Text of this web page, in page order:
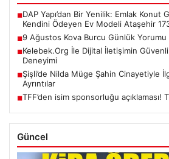
■DAP Yapı’dan Bir Yenilik: Emlak Konut
Kendini Ödeyen Ev Modeli Ataşehir
■9 Ağustos Kova Burcu Günlük Yorumu
■Kelebek.Org İle Dijital İletişimin
Deneyimi
■Şişli’de Nilda Müge Şahin Cinayetiyle
Ayrıntılar
■TFF’den isim sponsorluğu
Güncel